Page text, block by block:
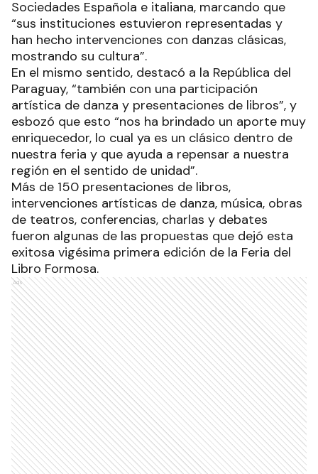
Sociedades Española e italiana, marcando que
“sus instituciones estuvieron representadas y
han hecho intervenciones con danzas clásicas,
mostrando su cultura”.
En el mismo sentido, destacó a la República del
Paraguay, “también con una participación
artística de danza y presentaciones de libros”, y
esbozó que esto “nos ha brindado un aporte muy
enriquecedor, lo cual ya es un clásico dentro de
nuestra feria y que ayuda a repensar a nuestra
región en el sentido de unidad”.
Más de 150 presentaciones de libros,
intervenciones artísticas de danza, música, obras
de teatros, conferencias, charlas y debates
fueron algunas de las propuestas que dejó esta
exitosa vigésima primera edición de la Feria del
Libro Formosa.
Ads